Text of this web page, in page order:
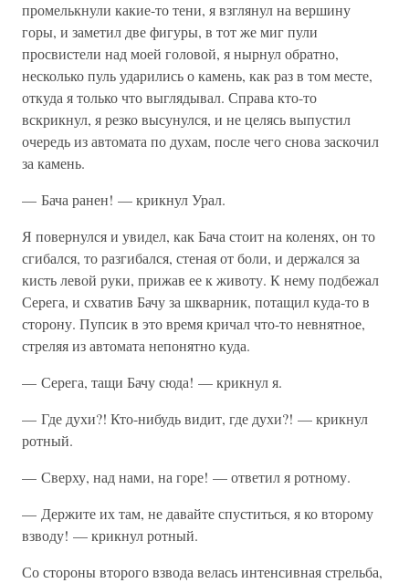
промелькнули какие-то тени, я взглянул на вершину
горы, и заметил две фигуры, в тот же миг пули
просвистели над моей головой, я нырнул обратно,
несколько пуль ударились о камень, как раз в том месте,
откуда я только что выглядывал. Справа кто-то
вскрикнул, я резко высунулся, и не целясь выпустил
очередь из автомата по духам, после чего снова заскочил
за камень.
— Бача ранен! — крикнул Урал.
Я повернулся и увидел, как Бача стоит на коленях, он то
сгибался, то разгибался, стеная от боли, и держался за
кисть левой руки, прижав ее к животу. К нему подбежал
Серега, и схватив Бачу за шкварник, потащил куда-то в
сторону. Пупсик в это время кричал что-то невнятное,
стреляя из автомата непонятно куда.
— Серега, тащи Бачу сюда! — крикнул я.
— Где духи?! Кто-нибудь видит, где духи?! — крикнул
ротный.
— Сверху, над нами, на горе! — ответил я ротному.
— Держите их там, не давайте спуститься, я ко второму
взводу! — крикнул ротный.
Со стороны второго взвода велась интенсивная стрельба,